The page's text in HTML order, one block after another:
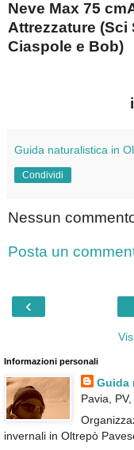
Neve Max 75 cm
Attrezzature (Sci
Ciaspole e Bob)
Guida naturalistica in
Condividi
Nessun
Posta un
‹
Informazioni personali
Guida
Pavia,
invernali in Oltrepò